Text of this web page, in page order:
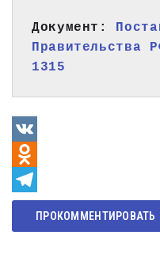
Документ:
Правительства
1315
VK
Odnoklassniki
Telegram
ПРОКОММЕНТИРОВАТЬ